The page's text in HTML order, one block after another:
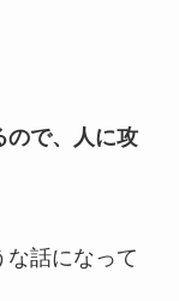
ので、人に攻
な話になって